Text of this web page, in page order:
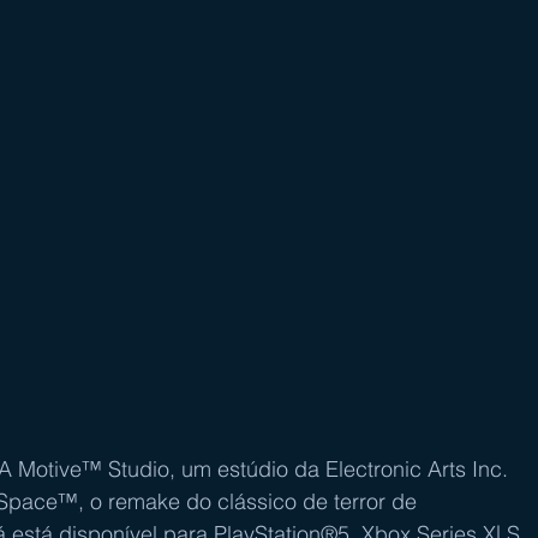
Motive™ Studio, um estúdio da Electronic Arts Inc.
o remake do clássico de terror de